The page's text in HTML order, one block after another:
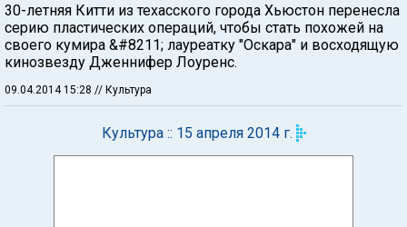
30-летняя Китти из техасского города Хьюстон перенесла
серию пластических операций, чтобы стать похожей на
своего кумира &#8211; лауреатку "Оскара" и восходящую
кинозвезду Дженнифер Лоуренс.
09.04.2014 15:28 // Культура
Культура :: 15 апреля 2014 г.